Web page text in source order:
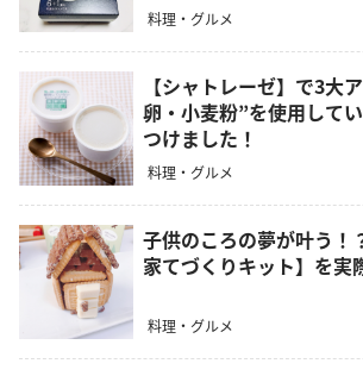
料理・グルメ
【シャトレーゼ】で3大
卵・小麦粉”を使用して
つけました！
料理・グルメ
子供のころの夢が叶う！
家てづくりキット】を実
料理・グルメ